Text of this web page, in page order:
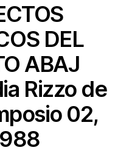
DEL
ABAJ
Rizzo de
02,